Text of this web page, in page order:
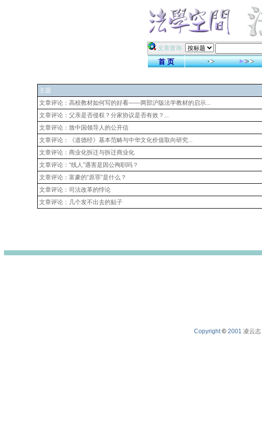
·文章查询·
首 页
主题
文章评论：高校教材如何写的好看——两部沪版法学教材的启示...
文章评论：父亲是否侵权？分家协议是否有效？...
文章评论：致中国领导人的公开信
文章评论：《道德经》基本范畴与中华文化价值取向研究...
文章评论：商业化拆迁与拆迁商业化
文章评论：“线人”遇害是因公殉职吗？
文章评论：富豪的“原罪”是什么？
文章评论：司法改革的悖论
文章评论：几个发不出去的贴子
Copyright© 2001 凌云志